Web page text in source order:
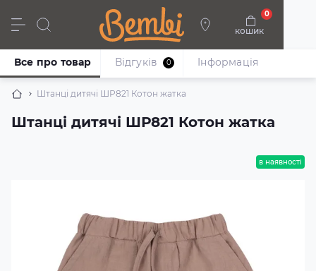
кошик
0
Дівчата Хлопці Немовлята Взуття
Штанці дитячі ШР821 Котон жатка
Штанці дитячі ШР821 Котон жатка
Все про товар Відгуків 0 Iнформація
в наявності